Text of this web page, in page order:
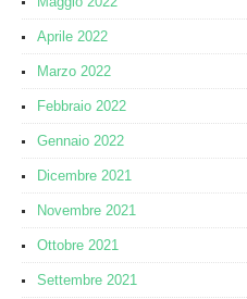
Aprile 2022
Marzo 2022
Febbraio 2022
Gennaio 2022
Dicembre 2021
Novembre 2021
Ottobre 2021
Settembre 2021